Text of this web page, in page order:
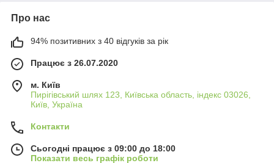
Про нас
94% позитивних з 40 відгуків за рік
Працює з 26.07.2020
м. Київ
Пирігівський шлях 123, Київська область, індекс 03026,
Київ, Україна
Контакти
Сьогодні працює з 09:00 до 18:00
Показати весь графік роботи